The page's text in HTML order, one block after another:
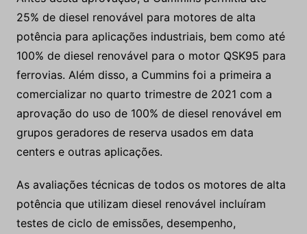
25% de diesel renovável para motores de alta
potência para aplicações industriais, bem como até
100% de diesel renovável para o motor QSK95 para
ferrovias. Além disso, a Cummins foi a primeira a
comercializar no quarto trimestre de 2021 com a
aprovação do uso de 100% de diesel renovável em
grupos geradores de reserva usados ​​em data
centers e outras aplicações.
As avaliações técnicas de todos os motores de alta
potência que utilizam diesel renovável incluíram
testes de ciclo de emissões, desempenho,